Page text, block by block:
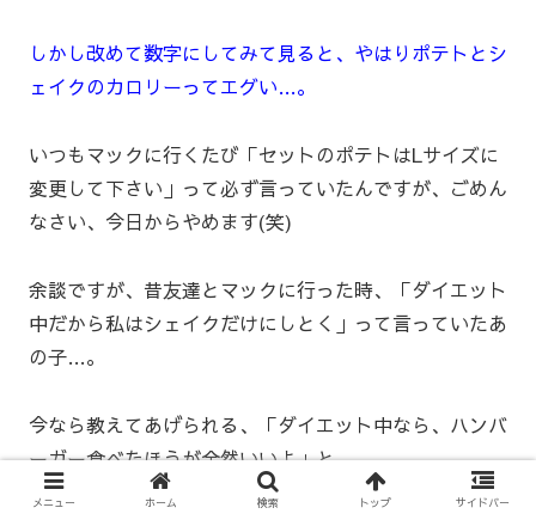
しかし改めて数字にしてみて見ると、やはりポテトとシ
ェイクのカロリーってエグい…。
いつもマックに行くたび「セットのポテトはLサイズに
変更して下さい」って必ず言っていたんですが、ごめん
なさい、今日からやめます(笑)
余談ですが、昔友達とマックに行った時、「ダイエット
中だから私はシェイクだけにしとく」って言っていたあ
の子…。
今なら教えてあげられる、「ダイエット中なら、ハンバ
ーガー食べたほうが全然いいよ」と。
メニュー ホーム 検索 トップ サイドバー